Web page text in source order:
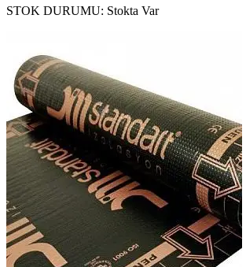
STOK DURUMU: Stokta Var